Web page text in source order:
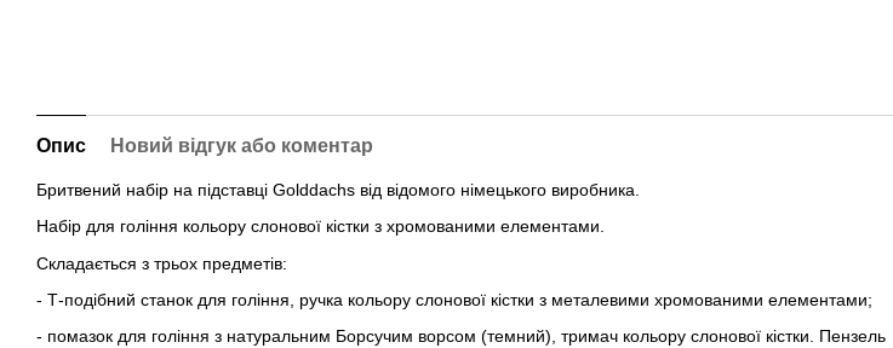
Опис Новий відгук або коментар
Бритвений набір на підставці Golddachs від відомого німецького виробника.
Набір для гоління кольору слонової кістки з хромованими елементами.
Складається з трьох предметів:
- Т-подібний станок для гоління, ручка кольору слонової кістки з металевими хромованими елементами;
- помазок для гоління з натуральним Борсучим ворсом (темний), тримач кольору слонової кістки. Пензель